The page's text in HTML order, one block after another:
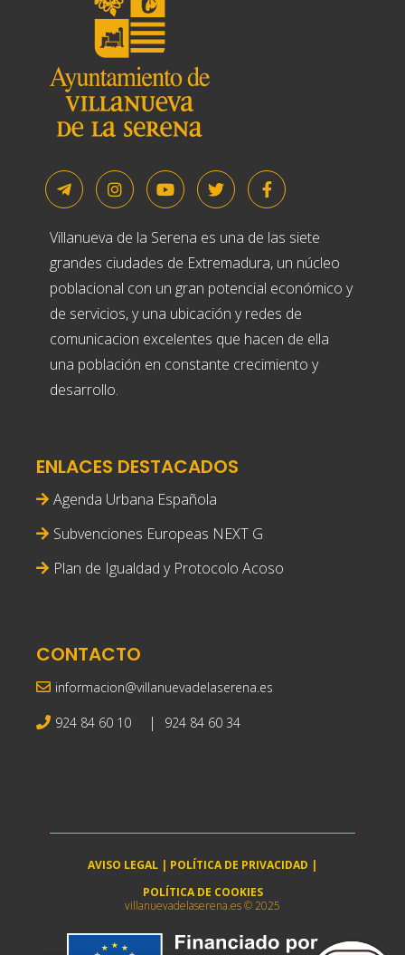
Villanueva de la Serena es una de las siete
grandes ciudades de Extremadura, un núcleo
poblacional con un gran potencial económico y
de servicios, y una ubicación y redes de
comunicacion excelentes que hacen de ella
una población en constante crecimiento y
desarrollo.
ENLACES DESTACADOS
Agenda Urbana Española
Subvenciones Europeas NEXT G
Plan de Igualdad y Protocolo Acoso
CONTACTO
informacion@villanuevadelaserena.es
924 84 60 10 | 924 84 60 34
AVISO LEGAL | POLÍTICA DE PRIVACIDAD |
POLÍTICA DE COOKIES
villanuevadelaserena.es © 2025